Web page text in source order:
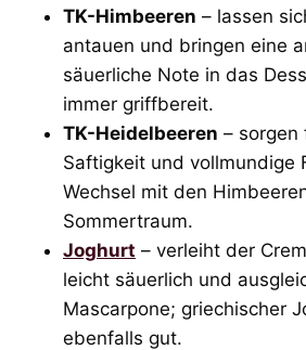
TK-Himbeeren – lassen
antauen und bringen eine
säuerliche Note in das
immer griffbereit.
TK-Heidelbeeren – sorgen
Saftigkeit und vollmundige
Wechsel mit den
Sommertraum.
Joghurt – verleiht der
leicht säuerlich und
Mascarpone; griechischer
ebenfalls gut.